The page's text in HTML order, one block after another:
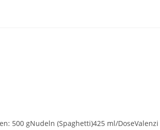
500 gNudeln (Spaghetti)425 ml/DoseValenzi